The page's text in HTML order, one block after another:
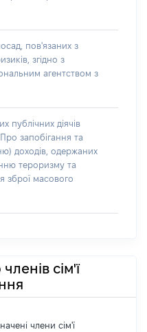
пов'язаних з
згідно з
агентством з
публічних діячів
запобігання та
доходів, одержаних
тероризму та
зброї масового
сім'ї
члени сім'ї